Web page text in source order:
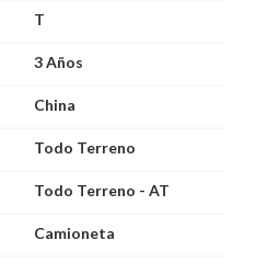
T
3 Años
China
Todo Terreno
Todo Terreno - AT
Camioneta